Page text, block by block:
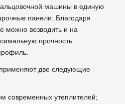
машины в единую
панели. Благодаря
можно возводить и на
прочность
две следующие
современных утеплителей;